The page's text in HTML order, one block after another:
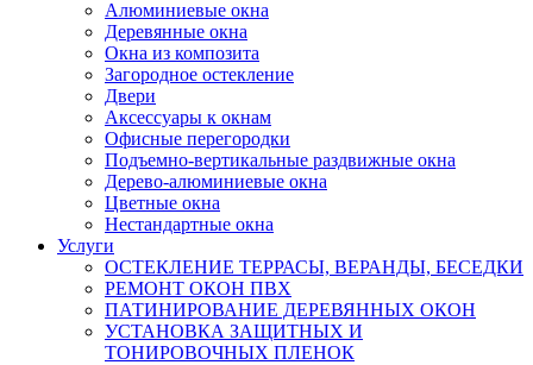
Алюминиевые окна
Деревянные окна
Окна из композита
Загородное остекление
Двери
Аксессуары к окнам
Офисные перегородки
Подъемно-вертикальные раздвижные окна
Дерево-алюминиевые окна
Цветные окна
Нестандартные окна
Услуги
ОСТЕКЛЕНИЕ ТЕРРАСЫ, ВЕРАНДЫ, БЕСЕДКИ
РЕМОНТ ОКОН ПВХ
ПАТИНИРОВАНИЕ ДЕРЕВЯННЫХ ОКОН
УСТАНОВКА ЗАЩИТНЫХ И
ТОНИРОВОЧНЫХ ПЛЕНОК